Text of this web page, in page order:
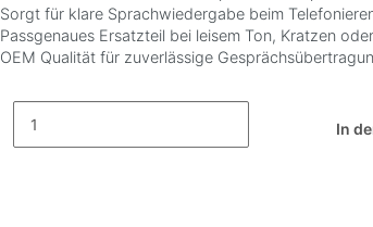
Sorgt für klare Sprachwiedergabe beim
Passgenaues Ersatzteil bei leisem Ton, Kratzen
OEM Qualität für zuverlässige
In